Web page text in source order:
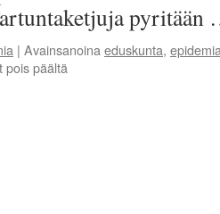
| Avainsanoina eduskunta,
pois päältä